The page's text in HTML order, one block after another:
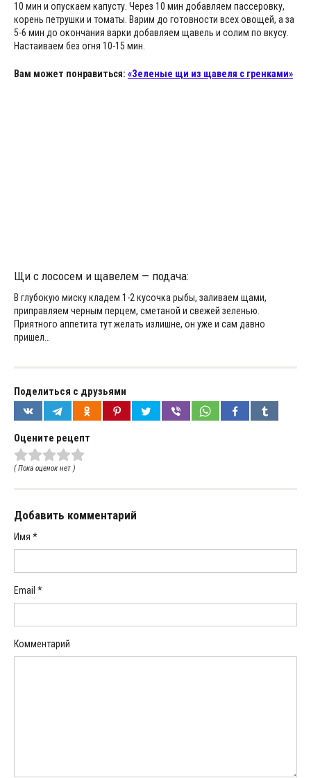
10 мин и опускаем капусту. Через 10 мин добавляем пассеровку,
корень петрушки и томаты. Варим до готовности всех овощей, а за
5-6 мин до окончания варки добавляем щавель и солим по вкусу.
Настаиваем без огня 10-15 мин.
Вам может понравиться: «Зеленые щи из щавеля с гренками»
Щи с лососем и щавелем — подача:
В глубокую миску кладем 1-2 кусочка рыбы, заливаем щами,
приправляем черным перцем, сметаной и свежей зеленью.
Приятного аппетита тут желать излишне, он уже и сам давно
пришел…
Поделиться с друзьями
Оцените рецепт
( Пока оценок нет )
Добавить комментарий
Имя *
Email *
Комментарий